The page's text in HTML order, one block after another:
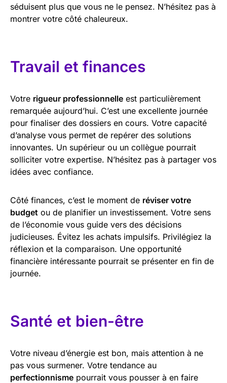
séduisent plus que vous ne le pensez. N’hésitez pas à
montrer votre côté chaleureux.
Travail et finances
Votre rigueur professionnelle est particulièrement
remarquée aujourd’hui. C’est une excellente journée
pour finaliser des dossiers en cours. Votre capacité
d’analyse vous permet de repérer des solutions
innovantes. Un supérieur ou un collègue pourrait
solliciter votre expertise. N’hésitez pas à partager vos
idées avec confiance.
Côté finances, c’est le moment de réviser votre
budget ou de planifier un investissement. Votre sens
de l’économie vous guide vers des décisions
judicieuses. Évitez les achats impulsifs. Privilégiez la
réflexion et la comparaison. Une opportunité
financière intéressante pourrait se présenter en fin de
journée.
Santé et bien-être
Votre niveau d’énergie est bon, mais attention à ne
pas vous surmener. Votre tendance au
perfectionnisme pourrait vous pousser à en faire